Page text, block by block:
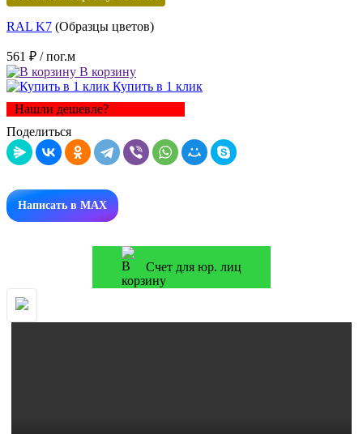
RAL K7 (Образцы цветов)
561 ₽ / пог.м
В корзину
Купить в 1 клик
Нашли дешевле?
Поделиться
Написать в MAX
Счет для юр. лиц